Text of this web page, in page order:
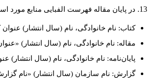
در پایان مقاله فهرست الفبایی منابع مورد
کتاب: نام خانوادگی، نام (سال انتشار)
مقاله: نام خانوادگی، نام (سال انتشار)
پایان‌نامه: نام خانوادگی، نام (سال انتشار)
گزارش: نام سازمان (سال انتشار) «نام